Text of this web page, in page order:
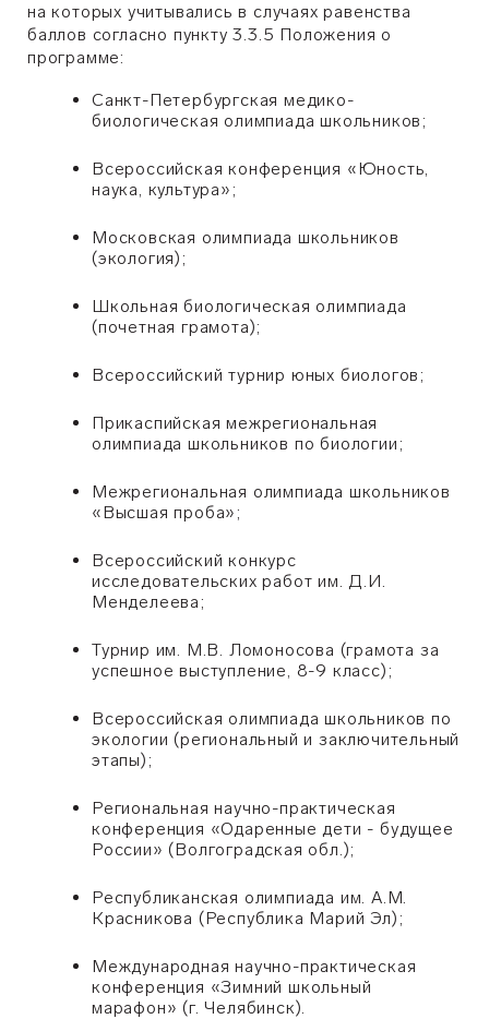
на которых учитывались в случаях равенства
баллов согласно пункту 3.3.5 Положения о
программе:
Санкт-Петербургская медико-
биологическая олимпиада школьников;
Всероссийская конференция «Юность,
наука, культура»;
Московская олимпиада школьников
(экология);
Школьная биологическая олимпиада
(почетная грамота);
Всероссийский турнир юных биологов;
Прикаспийская межрегиональная
олимпиада школьников по биологии;
Межрегиональная олимпиада школьников
«Высшая проба»;
Всероссийский конкурс
исследовательских работ им. Д.И.
Менделеева;
Турнир им. М.В. Ломоносова (грамота за
успешное выступление, 8-9 класс);
Всероссийская олимпиада школьников по
экологии (региональный и заключительный
этапы);
Региональная научно-практическая
конференция «Одаренные дети - будущее
России» (Волгоградская обл.);
Республиканская олимпиада им. А.М.
Красникова (Республика Марий Эл);
Международная научно-практическая
конференция «Зимний школьный
марафон» (г. Челябинск).